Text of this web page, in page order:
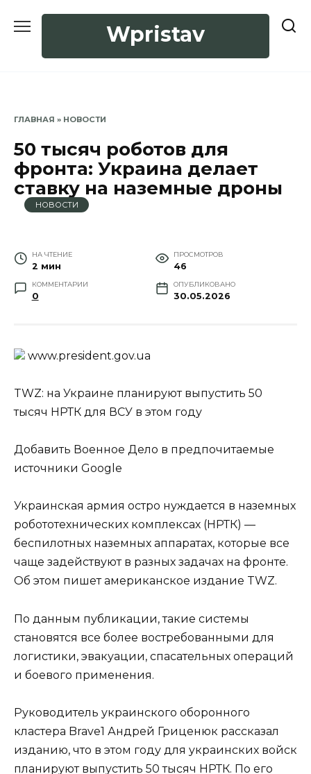
Wpristav
ГЛАВНАЯ » НОВОСТИ
50 тысяч роботов для
фронта: Украина делает
ставку на наземные дроны
НОВОСТИ
НА ЧТЕНИЕ
2 мин
ПРОСМОТРОВ
46
КОММЕНТАРИИ
0
ОПУБЛИКОВАНО
30.05.2026
www.prеsidеnt.gоv.uа
TWZ: на Украине планируют выпустить 50
тысяч НРТК для ВСУ в этом году
Добавить Военное Дело в предпочитаемые
источники Google
Украинская армия остро нуждается в наземных
робототехнических комплексах (НРТК) —
беспилотных наземных аппаратах, которые все
чаще задействуют в разных задачах на фронте.
Об этом пишет американское издание TWZ.
По данным публикации, такие системы
становятся все более востребованными для
логистики, эвакуации, спасательных операций
и боевого применения.
Руководитель украинского оборонного
кластера Brave1 Андрей Гриценюк рассказал
изданию, что в этом году для украинских войск
планируют выпустить 50 тысяч НРТК. По его